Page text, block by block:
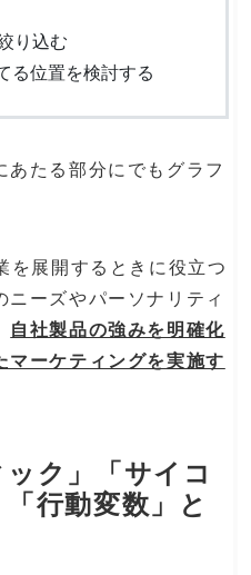
り込む
る位置を検討する
あたる部分にでもグラフ
を展開するときに役立つ
ニーズやパーソナリティ
自社製品の強みを明確化
マーケティングを実施す
ック」「サイコ
行動変数」と